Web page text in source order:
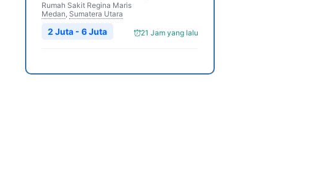
Rumah Sakit Regina Maris
Medan, Sumatera Utara
21 Jam yang lalu
2 Juta - 6 Juta